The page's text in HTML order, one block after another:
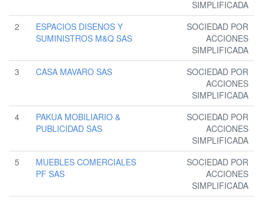
SIMPLIFICADA
2
ESPACIOS DISENOS Y
SUMINISTROS M&Q SAS
SOCIEDAD POR
ACCIONES
SIMPLIFICADA
3
CASA MAVARO SAS
SOCIEDAD POR
ACCIONES
SIMPLIFICADA
4
PAKUA MOBILIARIO &
PUBLICIDAD SAS
SOCIEDAD POR
ACCIONES
SIMPLIFICADA
5
MUEBLES COMERCIALES
PF SAS
SOCIEDAD POR
ACCIONES
SIMPLIFICADA